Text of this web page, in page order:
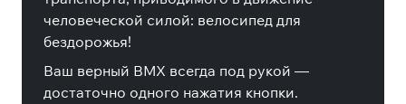
человеческой силой: велосипед для
бездорожья!
Ваш верный BMX всегда под рукой —
достаточно одного нажатия кнопки.